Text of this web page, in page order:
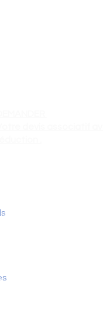
le document